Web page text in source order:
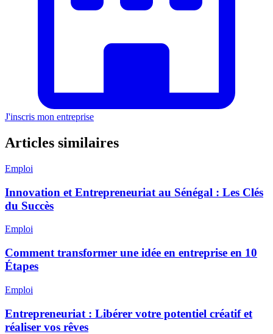
J'inscris mon entreprise
Articles similaires
Emploi
Innovation et Entrepreneuriat au Sénégal : Les Clés
du Succès
Emploi
Comment transformer une idée en entreprise en 10
Étapes
Emploi
Entrepreneuriat : Libérer votre potentiel créatif et
réaliser vos rêves